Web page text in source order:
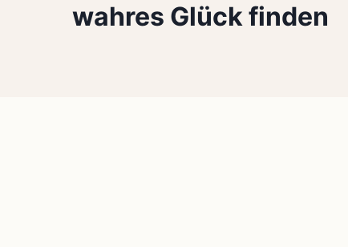
wahres Glück finden